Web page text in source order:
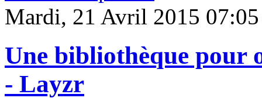
Mardi, 21 Avril 2015 07:05
Une bibliothèque pour
- Layzr